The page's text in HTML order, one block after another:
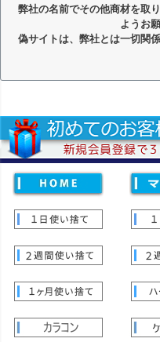
弊社の名前でその他商材を取
ようお
偽サイトは、弊社とは一切関
価格
並び順
登録順
価格が高い順
レビュー順